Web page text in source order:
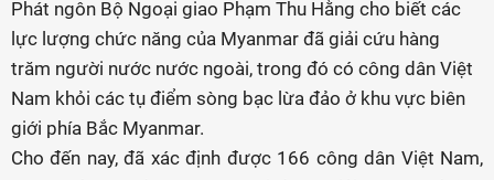
Phát ngôn Bộ Ngoại giao Phạm Thu Hằng cho biết các
lực lượng chức năng của Myanmar đã giải cứu hàng
trăm người nước nước ngoài, trong đó có công dân Việt
Nam khỏi các tụ điểm sòng bạc lừa đảo ở khu vực biên
giới phía Bắc Myanmar.
Cho đến nay, đã xác định được 166 công dân Việt Nam,